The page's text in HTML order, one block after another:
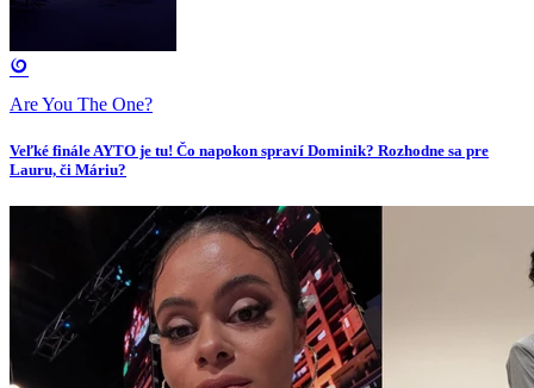
Are You The One?
Veľké finále AYTO je tu! Čo napokon spraví Dominik? Rozhodne sa pre
Lauru, či Máriu?